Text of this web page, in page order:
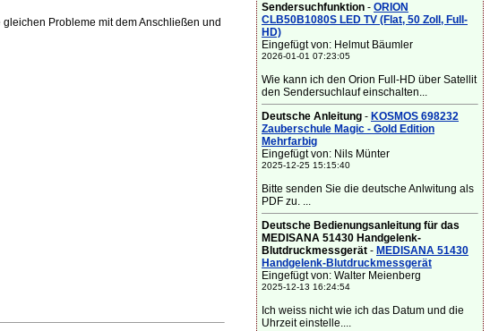
Probleme mit dem Anschließen und
Sendersuchfunktion - ORION
CLB50B1080S LED TV (Flat, 50 Zoll, Full-
HD)
Eingefügt von: Helmut Bäumler
2026-01-01 07:23:05
Wie kann ich den Orion Full-HD über Satellit
den Sendersuchlauf einschalten...
Deutsche Anleitung - KOSMOS 698232
Zauberschule Magic - Gold Edition
Mehrfarbig
Eingefügt von: Nils Münter
2025-12-25 15:15:40
Bitte senden Sie die deutsche Anlwitung als
PDF zu. ...
Deutsche Bedienungsanleitung für das
MEDISANA 51430 Handgelenk-
Blutdruckmessgerät - MEDISANA 51430
Handgelenk-Blutdruckmessgerät
Eingefügt von: Walter Meienberg
2025-12-13 16:24:54
Ich weiss nicht wie ich das Datum und die
Uhrzeit einstelle....